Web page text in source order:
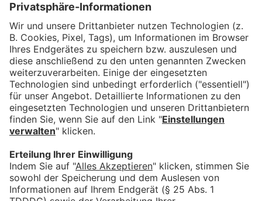
BIO-NATUR-HOF GOTTENAU
ETIKETTEN
DREAMWAY TRAVEL
LOGOENTWICKLUNG